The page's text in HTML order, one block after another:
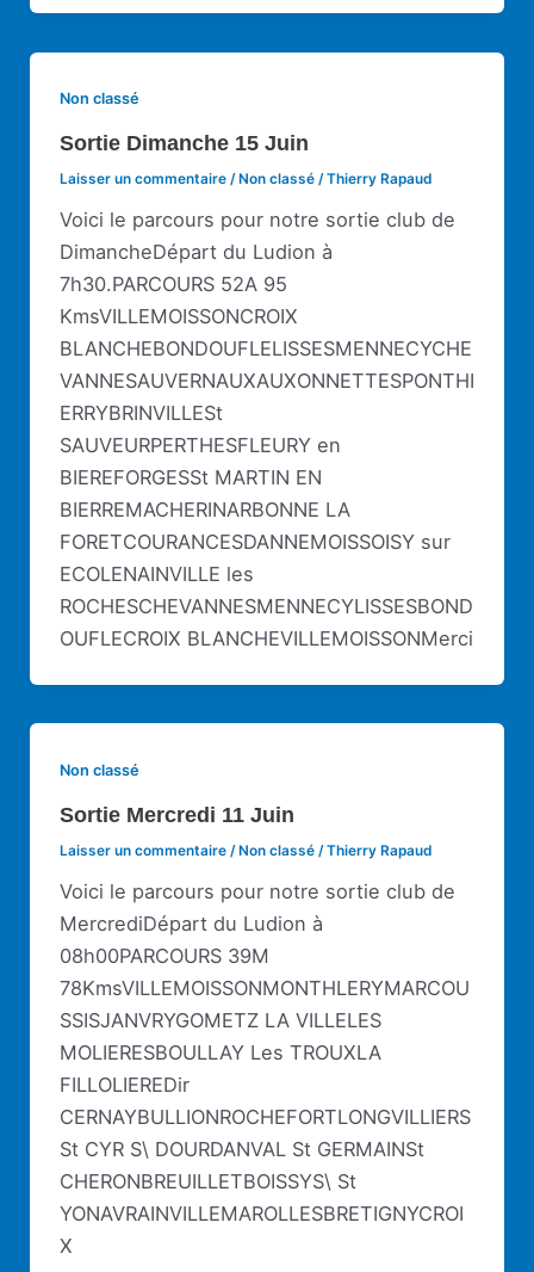
Non classé
Sortie Dimanche 15 Juin
Laisser un commentaire / Non classé/Thierry Rapaud
Voici le parcours pour notre sortie club de
DimancheDépart du Ludion à
7h30.PARCOURS 52A 95
KmsVILLEMOISSONCROIX
BLANCHEBONDOUFLELISSESMENNECYCHE
VANNESAUVERNAUXAUXONNETTESPONTHI
ERRYBRINVILLESt
SAUVEURPERTHESFLEURY en
BIEREFORGESSt MARTIN EN
BIERREMACHERINARBONNE LA
FORETCOURANCESDANNEMOISSOISY sur
ECOLENAINVILLE les
ROCHESCHEVANNESMENNECYLISSESBOND
OUFLECROIX BLANCHEVILLEMOISSONMerci
Non classé
Sortie Mercredi 11 Juin
Laisser un commentaire / Non classé/Thierry Rapaud
Voici le parcours pour notre sortie club de
MercrediDépart du Ludion à
08h00PARCOURS 39M
78KmsVILLEMOISSONMONTHLERYMARCOU
SSISJANVRYGOMETZ LA VILLELES
MOLIERESBOULLAY Les TROUXLA
FILLOLIEREDir
CERNAYBULLIONROCHEFORTLONGVILLIERS
St CYR S\ DOURDANVAL St GERMAINSt
CHERONBREUILLETBOISSYS\ St
YONAVRAINVILLEMAROLLESBRETIGNYCROI
X